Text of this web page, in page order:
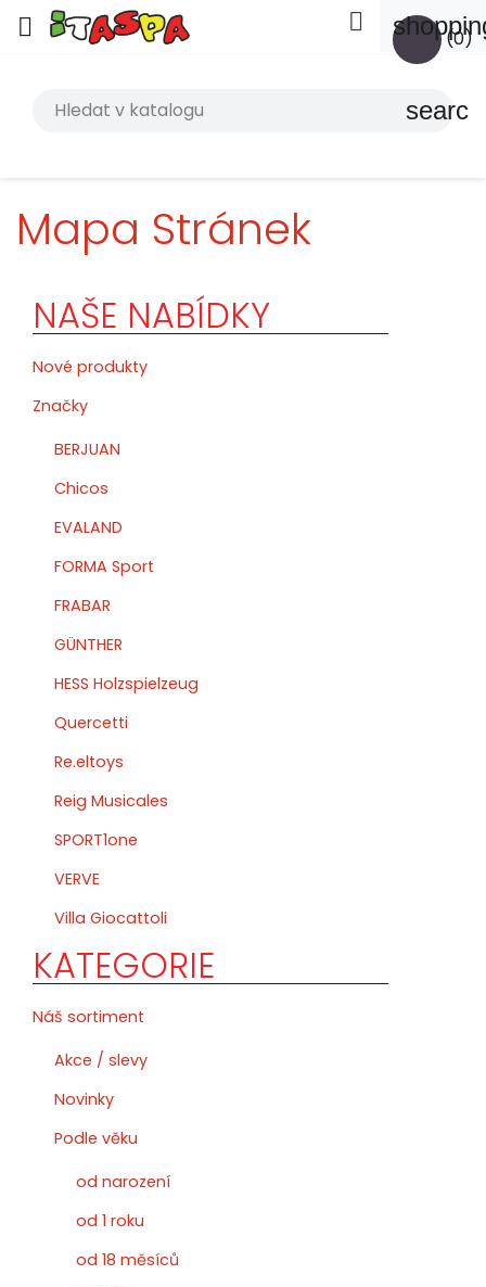
 (0)

search
Mapa Stránek
NAŠE NABÍDKY
Nové produkty
Značky
BERJUAN
Chicos
EVALAND
FORMA Sport
FRABAR
GÜNTHER
HESS Holzspielzeug
Quercetti
Re.eltoys
Reig Musicales
SPORT1one
VERVE
Villa Giocattoli
KATEGORIE
Náš sortiment
Akce / slevy
Novinky
Podle věku
od narození
od 1 roku
od 18 měsíců